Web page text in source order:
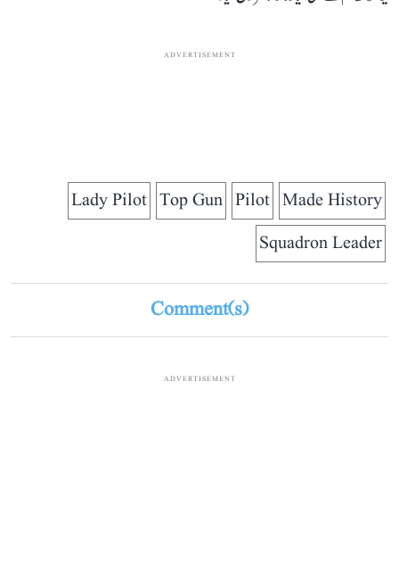
ADVERTISEMENT
Made History
Pilot
Top Gun
Lady Pilot
Squadron Leader
Comment(s)
ADVERTISEMENT